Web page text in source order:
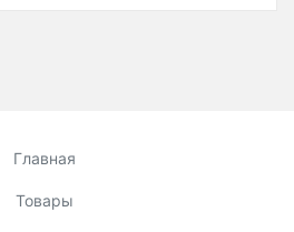
Главная
Товары